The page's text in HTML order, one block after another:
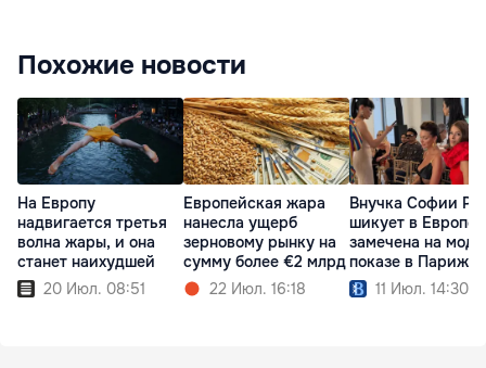
Похожие новости
На Европу
надвигается третья
волна жары, и она
станет наихудшей
20 Июл. 08:51
Европейская жара
нанесла ущерб
зерновому рынку на
сумму более €2 млрд
22 Июл. 16:18
Внучка Софии
шикует в Европе:
замечена на
показе в Париже
11 Июл. 14:30